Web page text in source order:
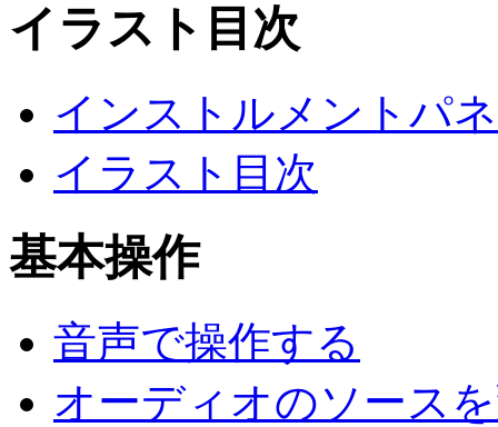
イラスト目次
インストルメントパ
イラスト目次
基本操作
音声で操作する
オーディオのソース